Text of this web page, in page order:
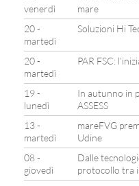
venerdì
mare
20 -
martedì
Soluzioni Hi
20 -
martedì
PAR FSC:
19 -
lunedì
In autunno in
ASSESS
13 -
martedì
mareFVG
Udine
08 -
giovedì
Dalle
protocollo tra